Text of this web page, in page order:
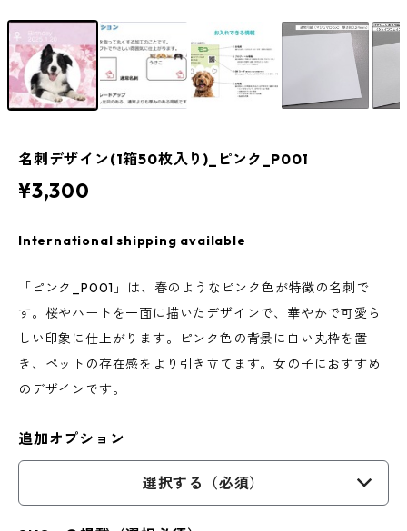
名刺デザイン(1箱50枚入り)_ピンク_P001
¥3,300
International shipping available
「ピンク_P001」は、春のようなピンク色が特徴の名刺で
す。桜やハートを一面に描いたデザインで、華やかで可愛ら
しい印象に仕上がります。ピンク色の背景に白い丸枠を置
き、ペットの存在感をより引き立てます。女の子におすすめ
のデザインです。
追加オプション
選択する（必須）